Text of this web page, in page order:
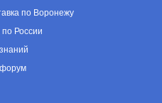
по Воронежу
по России